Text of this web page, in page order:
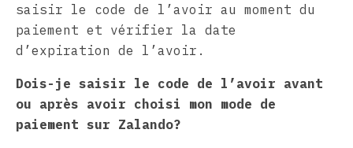
saisir le code de l’avoir au moment du
paiement et vérifier la date
d’expiration de l’avoir.
Dois-je saisir le code de l’avoir avant
ou après avoir choisi mon mode de
paiement sur Zalando?